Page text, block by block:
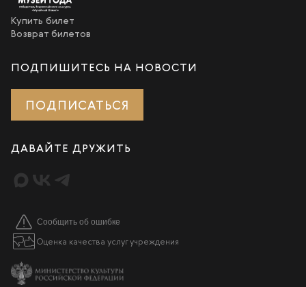
Купить билет
Возврат билетов
ПОДПИШИТЕСЬ НА НОВОСТИ
ПОДПИСАТЬСЯ
ДАВАЙТЕ ДРУЖИТЬ
Сообщить об ошибке
Оценка качества услуг учреждения